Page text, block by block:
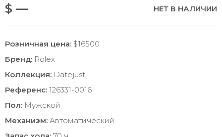
$ — НЕТ В НАЛИЧИИ
Розничная цена: $16500
Бренд: Rolex
Коллекция: Datejust
Референс: 126331-0016
Пол: Мужской
Механизм: Автоматический